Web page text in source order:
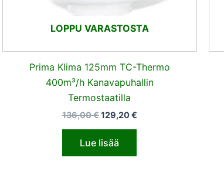
LOPPU VARASTOSTA
Prima Klima 125mm TC-Thermo
400m³/h Kanavapuhallin
Termostaatilla
136,00€129,20€
Lue lisää